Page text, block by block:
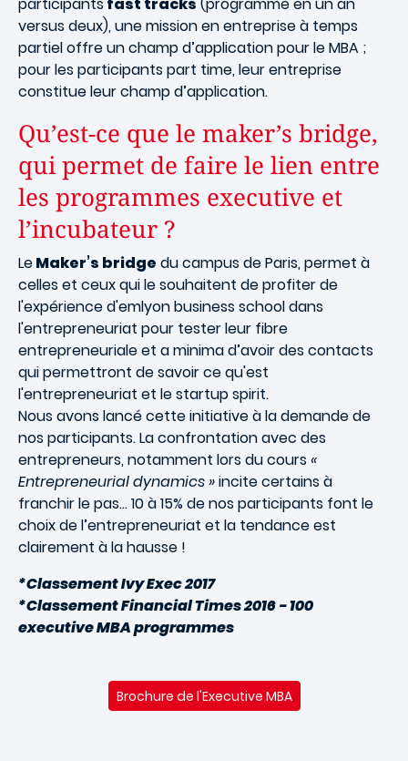
versus deux), une mission en entreprise à temps
partiel offre un champ d’application pour le MBA ;
pour les participants part time, leur entreprise
constitue leur champ d’application.
Qu’est-ce que le maker’s bridge,
qui permet de faire le lien entre
les programmes executive et
l’incubateur ?
LeMaker’s bridge du campus de Paris, permet à
celles et ceux qui le souhaitent de profiter de
l'expérience d'emlyon business school dans
l'entrepreneuriat pour tester leur fibre
entrepreneuriale et a minima d’avoir des contacts
qui permettront de savoir ce qu'est
l'entrepreneuriat et le startup spirit.
Nous avons lancé cette initiative à la demande de
nos participants. La confrontation avec des
entrepreneurs, notamment lors du cours«
Entrepreneurial dynamics »incite certains à
franchir le pas… 10 à 15% de nos participants font le
choix de l’entrepreneuriat et la tendance est
clairement à la hausse !
*Classement Ivy Exec 2017
*Classement Financial Times 2016 - 100
executive MBA programmes
Brochure de l'Executive MBA